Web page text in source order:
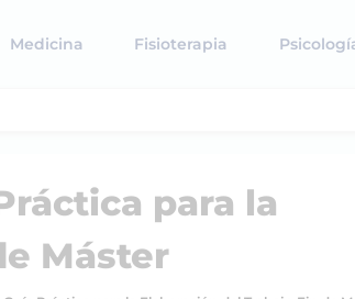
Medicina Fisioterapia
para la
Máster